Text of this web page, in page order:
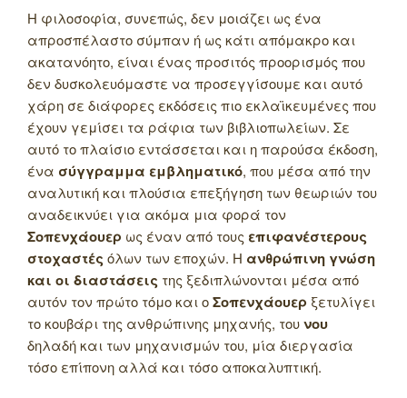
Η φιλοσοφία, συνεπώς, δεν μοιάζει ως ένα
απροσπέλαστο σύμπαν ή ως κάτι απόμακρο και
ακατανόητο, είναι ένας προσιτός προορισμός που
δεν δυσκολευόμαστε να προσεγγίσουμε και αυτό
χάρη σε διάφορες εκδόσεις πιο εκλαϊκευμένες που
έχουν γεμίσει τα ράφια των βιβλιοπωλείων. Σε
αυτό το πλαίσιο εντάσσεται και η παρούσα έκδοση,
ένα σύγγραμμα εμβληματικό, που μέσα από την
αναλυτική και πλούσια επεξήγηση των θεωριών του
αναδεικνύει για ακόμα μια φορά τον
Σοπενχάουερ ως έναν από τους επιφανέστερους
στοχαστές όλων των εποχών. Η ανθρώπινη γνώση
και οι διαστάσεις της ξεδιπλώνονται μέσα από
αυτόν τον πρώτο τόμο και οΣοπενχάουερ ξετυλίγει
το κουβάρι της ανθρώπινης μηχανής, τουνου
δηλαδή και των μηχανισμών του, μία διεργασία
τόσο επίπονη αλλά και τόσο αποκαλυπτική.